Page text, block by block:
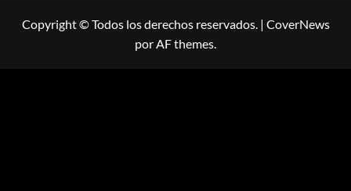
Copyright © Todos los derechos reservados. | CoverNews
por AF themes.